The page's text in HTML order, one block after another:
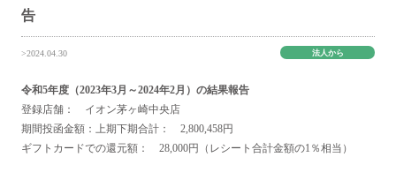
告
>2024.04.30 法人から
令和5年度（2023年3月～2024年2月）の結果報告
登録店舗： イオン茅ヶ崎中央店
期間投函金額：上期下期合計： 2,800,458円
ギフトカードでの還元額： 28,000円（レシート合計金額の1％相当）